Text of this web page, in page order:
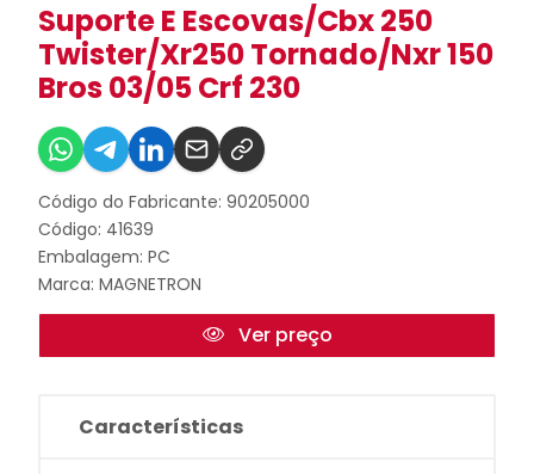
Suporte E Escovas/Cbx 250
Twister/Xr250 Tornado/Nxr 150
Bros 03/05 Crf 230
Código do Fabricante: 90205000
Código: 41639
Embalagem: PC
Marca: MAGNETRON
Ver preço
Características